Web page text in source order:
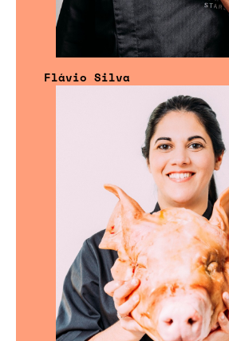
Flávio Silva